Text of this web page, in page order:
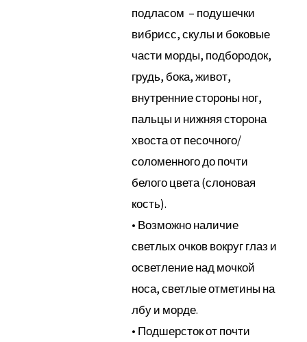
подласом – подушечки
вибрисс, скулы и боковые
части морды, подбородок,
грудь, бока, живот,
внутренние стороны ног,
пальцы и нижняя сторона
хвоста от песочного/
соломенного до почти
белого цвета (слоновая
кость).
• Возможно наличие
светлых очков вокруг глаз и
осветление над мочкой
носа, светлые отметины на
лбу и морде.
• Подшерсток от почти